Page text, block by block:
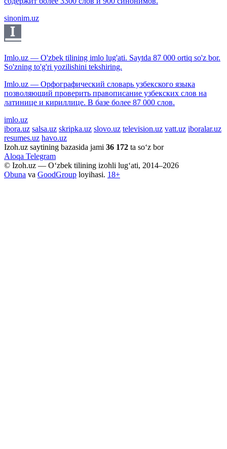
sinonim.uz
Imlo.uz — O'zbek tilining imlo lug'ati. Saytda 87 000 ortiq so'z bor.
So'zning to'g'ri yozilishini tekshiring.
Imlo.uz — Орфографический словарь узбекского языка
позволяющий проверить правописание узбекских слов на
латинице и кириллице. В базе более 87 000 слов.
imlo.uz
ibora.uz salsa.uz skripka.uz slovo.uz television.uz vatt.uz iboralar.uz
resumes.uz havo.uz
Izoh.uz saytining bazasida jami 36 172 ta so‘z bor
Aloqa Telegram
© Izoh.uz — O‘zbek tilining izohli lug‘ati, 2014–2026
Obuna va GoodGroup loyihasi. 18+